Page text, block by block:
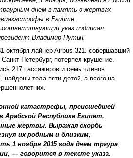
днем в память о жертвах
в Египте.
указ подписал
Владимир Путин.
октября лайнер Airbus 321, совершавший
Петербург, потерпел крушение.
217 пассажиров и семь членов
тела пяти детей, а всего на
катастрофы, происшедшей
Арабской Республике Египет,
жертвы. Выражая скорбь
их родным и близким,
1 ноября 2015 года днем траура
— говорится в тексте указа.